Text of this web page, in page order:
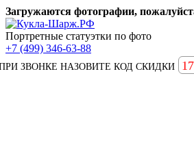
Загружаются фотографии,
Портретные статуэтки по фото
+7 (499) 346-63-88
ЗВОНКЕ НАЗОВИТЕ КОД СКИДКИ